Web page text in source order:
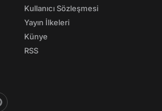
Kullanıcı Sözleşmesi
Yayın İlkeleri
Künye
RSS